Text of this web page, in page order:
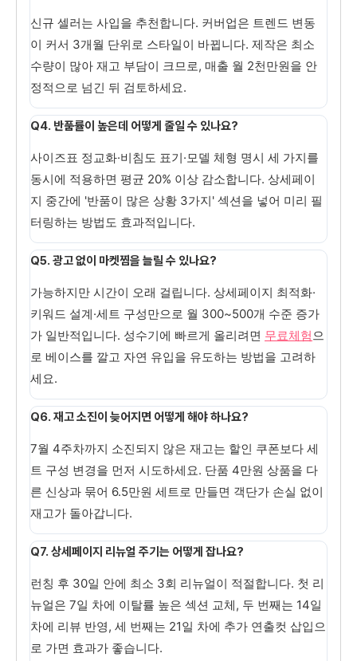
신규 셀러는 사입을 추천합니다. 커버업은 트렌드 변동
이 커서 3개월 단위로 스타일이 바뀝니다. 제작은 최소
수량이 많아 재고 부담이 크므로, 매출 월 2천만원을 안
정적으로 넘긴 뒤 검토하세요.
Q4. 반품률이 높은데 어떻게 줄일 수 있나요?
사이즈표 정교화·비침도 표기·모델 체형 명시 세 가지를
동시에 적용하면 평균 20% 이상 감소합니다. 상세페이
지 중간에 '반품이 많은 상황 3가지' 섹션을 넣어 미리 필
터링하는 방법도 효과적입니다.
Q5. 광고 없이 마켓찜을 늘릴 수 있나요?
가능하지만 시간이 오래 걸립니다. 상세페이지 최적화·
키워드 설계·세트 구성만으로 월 300~500개 수준 증가
가 일반적입니다. 성수기에 빠르게 올리려면 무료체험으
로 베이스를 깔고 자연 유입을 유도하는 방법을 고려하
세요.
Q6. 재고 소진이 늦어지면 어떻게 해야 하나요?
7월 4주차까지 소진되지 않은 재고는 할인 쿠폰보다 세
트 구성 변경을 먼저 시도하세요. 단품 4만원 상품을 다
른 신상과 묶어 6.5만원 세트로 만들면 객단가 손실 없이
재고가 돌아갑니다.
Q7. 상세페이지 리뉴얼 주기는 어떻게 잡나요?
런칭 후 30일 안에 최소 3회 리뉴얼이 적절합니다. 첫 리
뉴얼은 7일 차에 이탈률 높은 섹션 교체, 두 번째는 14일
차에 리뷰 반영, 세 번째는 21일 차에 추가 연출컷 삽입으
로 가면 효과가 좋습니다.